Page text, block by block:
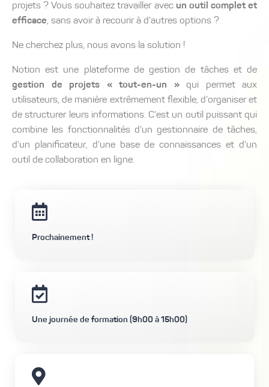
projets ? Vous souhaitez travailler avec un outil complet et
efficace, sans avoir à recourir à d’autres options ?
Ne cherchez plus, nous avons la solution !
Notion est une plateforme de gestion de tâches et de
gestion de projets « tout-en-un »qui permet aux
utilisateurs, de manière extrêmement flexible, d’organiser et
de structurer leurs informations. C’est un outil puissant qui
combine les fonctionnalités d’un gestionnaire de tâches,
d’un planificateur, d’une base de connaissances et d’un
outil de collaboration en ligne.
Prochainement !
Une journée de formation (9h00 à 15h00)